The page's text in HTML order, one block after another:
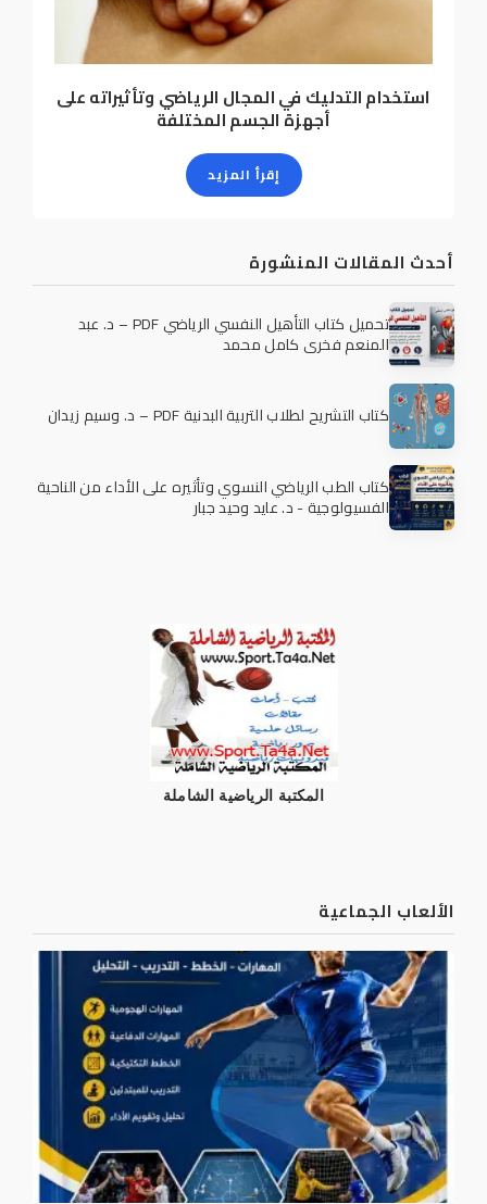
استخدام التدليك في المجال الرياضي وتأثيراته على
أجهزة الجسم المختلفة
إقرأ المزيد
أحدث المقالات المنشورة
تحميل كتاب التأهيل النفسي الرياضي PDF – د. عبد
المنعم فخري كامل محمد
كتاب التشريح لطلاب التربية البدنية PDF – د. وسيم زيدان
كتاب الطب الرياضي النسوي وتأثيره على الأداء من الناحية
الفسيولوجية - د. عايد وحيد جبار
المكتبة الرياضية الشاملة
الألعاب الجماعية